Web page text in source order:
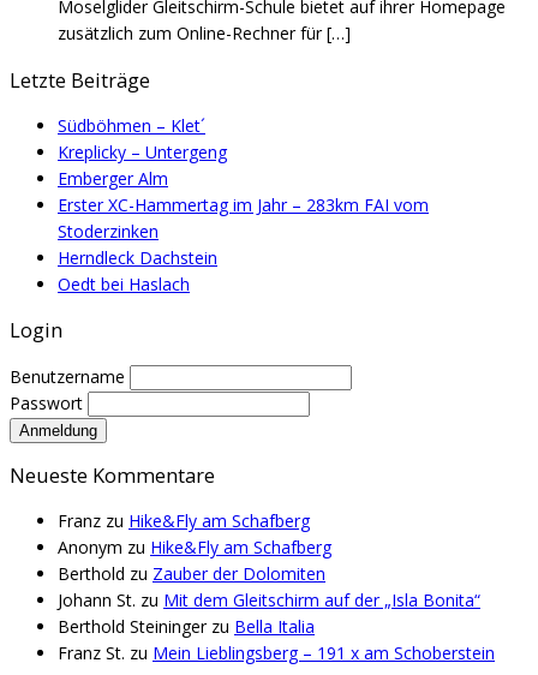
Moselglider Gleitschirm-Schule bietet auf ihrer Homepage
zusätzlich zum Online-Rechner für[…]
Letzte Beiträge
Südböhmen – Klet´
Kreplicky – Untergeng
Emberger Alm
Erster XC-Hammertag im Jahr – 283km FAI vom
Stoderzinken
Herndleck Dachstein
Oedt bei Haslach
Login
Benutzername
Passwort
Neueste Kommentare
Franz zu Hike&Fly am Schafberg
Anonym zu Hike&Fly am Schafberg
Berthold zu Zauber der Dolomiten
Johann St. zu Mit dem Gleitschirm auf der „Isla Bonita“
Berthold Steiningerzu Bella Italia
Franz St. zu Mein Lieblingsberg – 191 x am Schoberstein